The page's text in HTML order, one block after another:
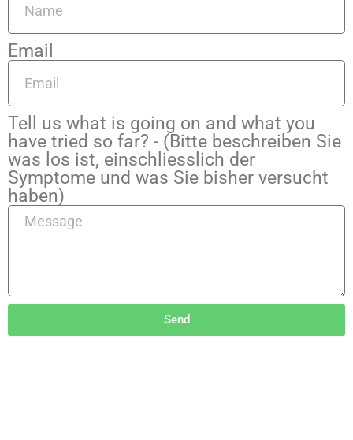
Email
Tell us what is going on and what you
have tried so far? - (Bitte beschreiben Sie
was los ist, einschliesslich der
Symptome und was Sie bisher versucht
haben)
Send